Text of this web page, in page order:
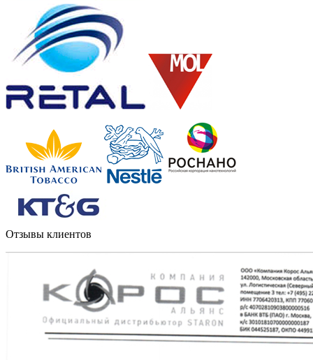
Отзывы клиентов